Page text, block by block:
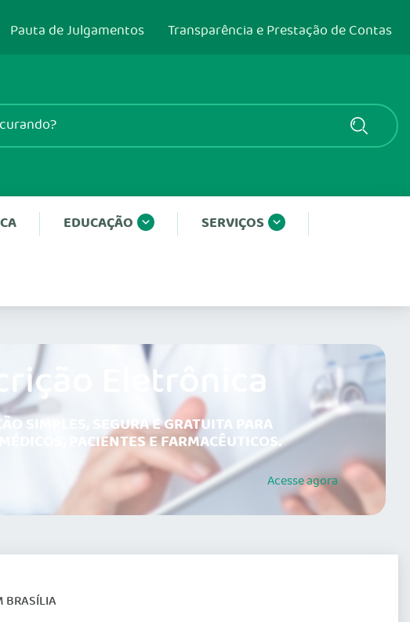
Pauta de Julgamentos Transparência e Prestação de Contas
EDUCAÇÃO SERVIÇOS
Eletrônica
SIMPLES, SEGURA E GRATUITA PARA
PACIENTES E FARMACÊUTICOS.
Acesseagora
BRASÍLIA